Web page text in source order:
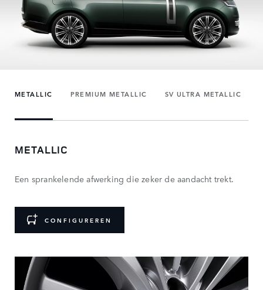
METALLIC PREMIUM METALLIC SV ULTRA METALLIC
METALLIC
Een sprankelende afwerking die zeker de aandacht trekt.
CONFIGUREREN